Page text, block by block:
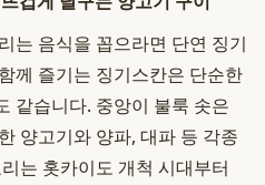
는 음식을 꼽으라면 단연 징기
께 즐기는 징기스칸은 단순한
같습니다. 중앙이 불룩 솟은
양고기와 양파, 대파 등 각종
는 홋카이도 개척 시대부터